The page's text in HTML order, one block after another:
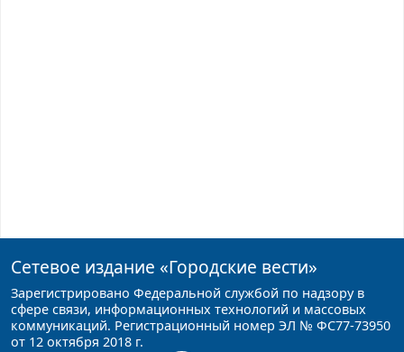
Сетевое издание «Городские вести»
Зарегистрировано Федеральной службой по надзору в
сфере связи, информационных технологий и массовых
коммуникаций. Регистрационный номер ЭЛ № ФС77-73950
от 12 октября 2018 г.